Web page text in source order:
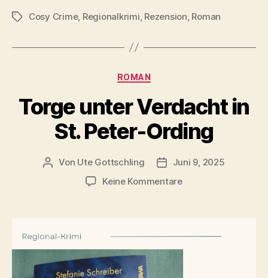
Schlagwörter
Cosy Crime, Regionalkrimi Rezension Roman
Kategorien
ROMAN
Torge unter Verdacht in
St. Peter-Ording
Beitragsautor
Von Ute Gottschling Veröffentlichungsdatum
Juni 9, 2025
Keine Kommentarezu
in
St.